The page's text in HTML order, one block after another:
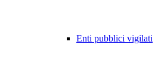
Enti pubblici vigilati